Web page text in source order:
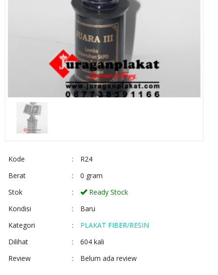
Kode :
R24
Berat
:
0 gram
Stok
:
Ready Stock
Kondisi
:
Baru
Kategori
:
PLAKAT FIBER/RESIN
Dilihat
:
604 kali
Review
: Belum ada review